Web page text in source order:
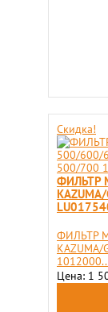
Скидка!
ФИЛЬТР
ФИЛЬТР
Цена: 1